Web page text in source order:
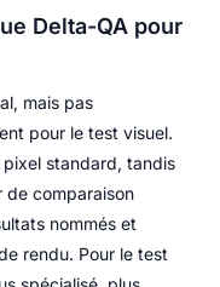
Delta-QA pour
mais pas
pour le test visuel.
pixel standard, tandis
de comparaison
nommés et
rendu. Pour le test